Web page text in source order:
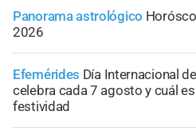
Panorama astrológico
2026
Efemérides Día Internacional
celebra cada 7 agosto y cuál
festividad